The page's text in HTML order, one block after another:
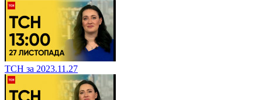
ТСН за 2023.11.27